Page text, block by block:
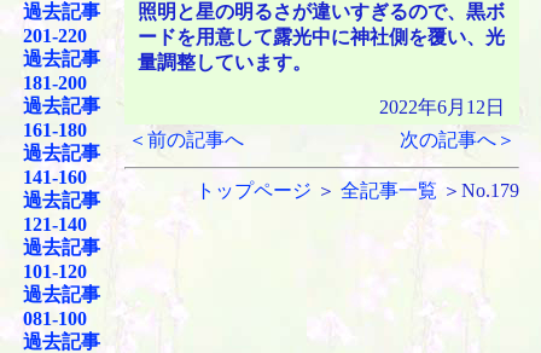
過去記事
201-220
過去記事
181-200
過去記事
161-180
過去記事
141-160
過去記事
121-140
過去記事
101-120
過去記事
081-100
過去記事
照明と星の明るさが違いすぎるので、黒ボ
ードを用意して露光中に神社側を覆い、光
量調整しています。
2022年6月12日
＜前の記事へ
次の記事へ＞
トップページ ＞ 全記事一覧 ＞No.179